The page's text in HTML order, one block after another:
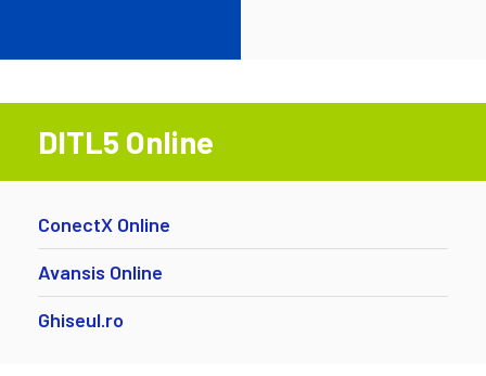
DITL5 Online
ConectX Online
Avansis Online
Ghiseul.ro